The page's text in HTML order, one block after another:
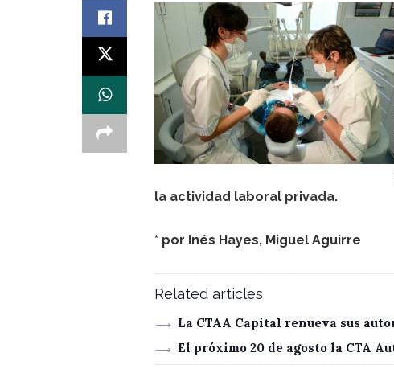
la actividad laboral privada.
* por Inés Hayes, Miguel Aguirre
Related articles
La CTAA Capital renueva sus
El próximo 20 de agosto la CTA